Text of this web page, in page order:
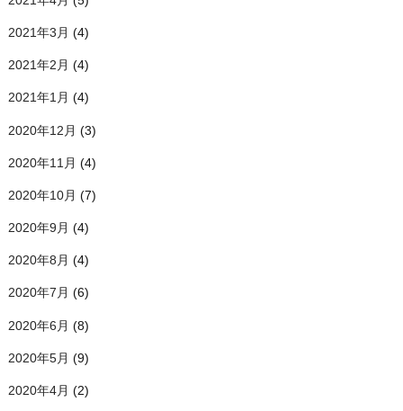
2021年3月 (4)
2021年2月 (4)
2021年1月 (4)
2020年12月 (3)
2020年11月 (4)
2020年10月 (7)
2020年9月 (4)
2020年8月 (4)
2020年7月 (6)
2020年6月 (8)
2020年5月 (9)
2020年4月 (2)